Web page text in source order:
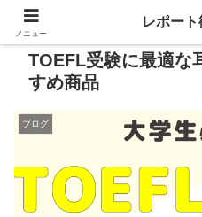
TOEFL受験に最適な
すめ商品
ブログ
メニュー
レポー